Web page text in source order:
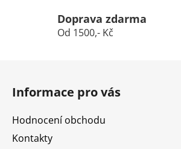
Doprava zdarma
Od 1500,- Kč
Informace pro vás
Hodnocení obchodu
Kontakty